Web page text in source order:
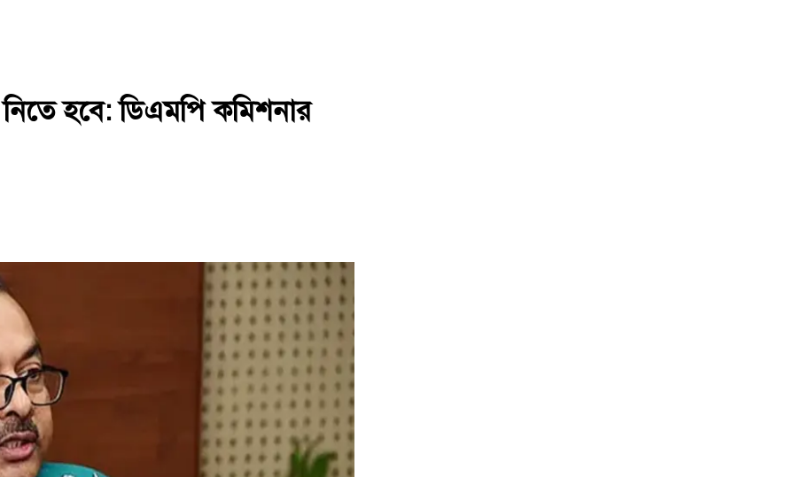
হবে: ডিএমপি কমিশনার